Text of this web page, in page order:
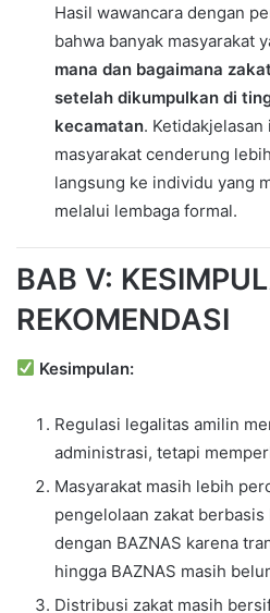
Hasil wawancara dengan
bahwa banyak masyarakat
mana dan bagaimana
setelah dikumpulkan di
kecamatan.
masyarakat cenderung
langsung ke individu yang
melalui lembaga formal.
BAB V:
REKOMENDASI
Kesimpulan:
Regulasi legalitas amilin
administrasi, tetapi
Masyarakat masih lebih
pengelolaan zakat
dengan BAZNAS karena
hingga BAZNAS masih
Distribusi zakat masih